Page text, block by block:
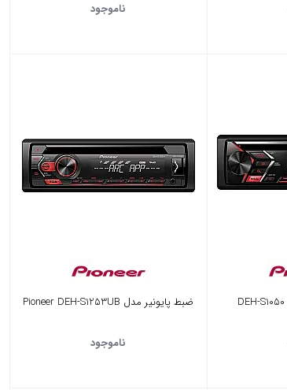
ناموجود
ضبط پایونیر مدل Pioneer DEH-S1253UB
ناموجود